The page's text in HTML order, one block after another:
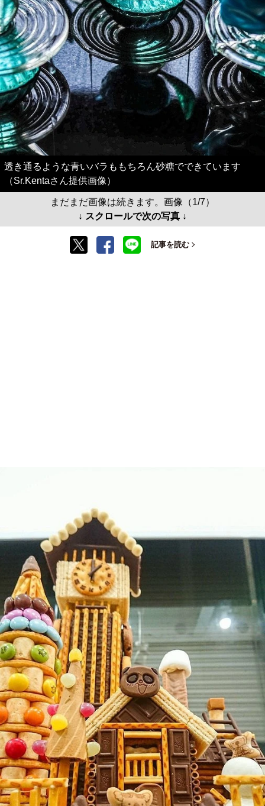
透き通るような青いバラももちろん砂糖でできています
（Sr.Kentaさん提供画像）
まだまだ画像は続きます。画像（1/7）
↓ スクロールで次の写真 ↓
記事を読む